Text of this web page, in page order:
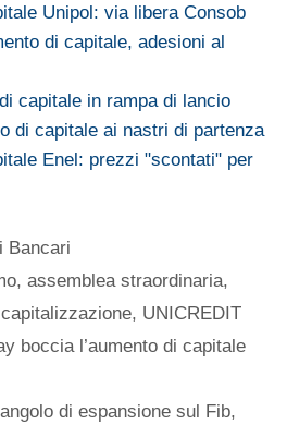
Unipol: via libera Consob
di capitale, adesioni al
capitale in rampa di lancio
di capitale ai nastri di partenza
Enel: prezzi "scontati" per
Bancari
,assemblea straordinaria,
, UNICREDIT
boccia l’aumento di capitale
di espansione sul Fib,